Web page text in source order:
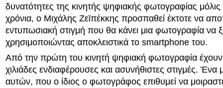
δυνατότητες της κινητής ψηφιακής φωτογραφίας
χρόνια, ο Μιχάλης Ζεϊπέκκης προσπαθεί έκτοτε να
εντυπωσιακή στιγμή που θα κάνει μια φωτογραφία να
χρησιμοποιώντας αποκλειστικά το smartphone του.
Από την πρώτη του κινητή ψηφιακή φωτογραφία
χιλιάδες ενδιαφέρουσες και ασυνήθιστες στιγμές. Ένα
αυτών, που ο ίδιος ο φωτογράφος επιθυμεί να